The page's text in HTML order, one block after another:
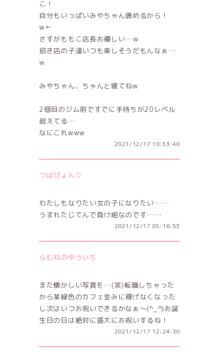
こ！
自分もいっぱいみやちゃん褒めるから！
w←
さすがももこ店長お優しい…w
招き店の子達いつも楽しそうだもんなぁ…
w
みやちゃん、ちゃんと寝てねw
2個目のジム前ですでに手持ちが20レベル
超えてる…
なにこれwww
2021/12/17 10:53:40
つばぴょん♡
わたしもなりたい女の子になりたい……
うまれたじてんで負け組なのです……
2021/12/17 05:16:53
らむねのゆういち
また懐かしい写真を…(笑)転職しちゃった
から某緑色のカフェ並みに稼げなくなった
し次はいつお祝いできるかなぁ〜(^_^)お誕
生日の日は絶対に盛大にお祝いするね！
2021/12/17 12:24:30